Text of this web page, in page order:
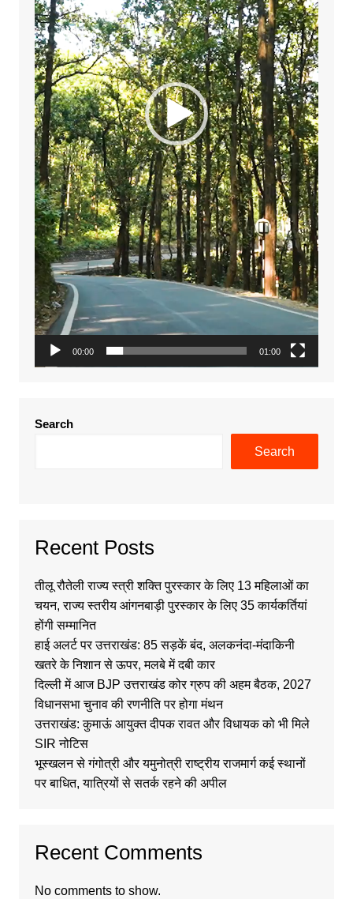
00:00 01:00
Search
Search
Recent Posts
तीलू रौतेली राज्य स्त्री शक्ति पुरस्कार के लिए 13 महिलाओं का
चयन, राज्य स्तरीय आंगनबाड़ी पुरस्कार के लिए 35 कार्यकर्तियां
होंगी सम्मानित
हाई अलर्ट पर उत्तराखंड: 85 सड़कें बंद, अलकनंदा-मंदाकिनी
खतरे के निशान से ऊपर, मलबे में दबी कार
दिल्ली में आज BJP उत्तराखंड कोर ग्रुप की अहम बैठक, 2027
विधानसभा चुनाव की रणनीति पर होगा मंथन
उत्तराखंड: कुमाऊं आयुक्त दीपक रावत और विधायक को भी मिले
SIR नोटिस
भूस्खलन से गंगोत्री और यमुनोत्री राष्ट्रीय राजमार्ग कई स्थानों
पर बाधित, यात्रियों से सतर्क रहने की अपील
Recent Comments
No comments to show.